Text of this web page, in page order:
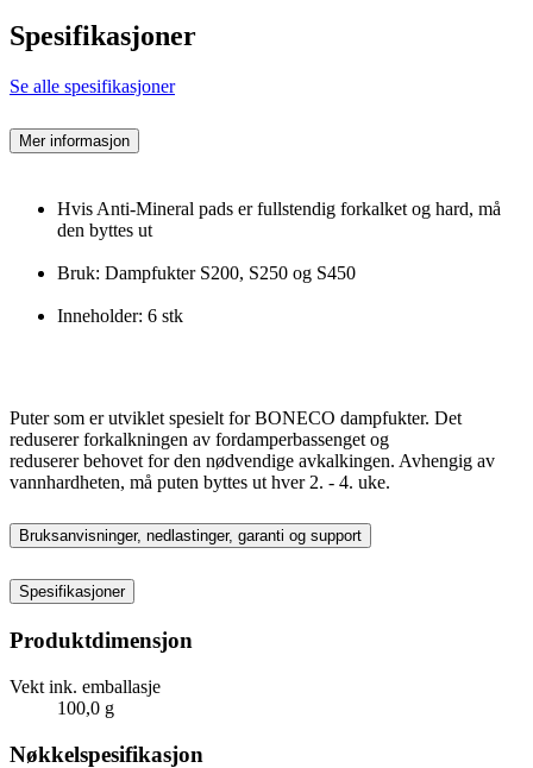
Spesifikasjoner
Se alle spesifikasjoner
Mer informasjon
Hvis Anti-Mineral pads er fullstendig forkalket og hard, må
den byttes ut
Bruk: Dampfukter S200, S250 og S450
Inneholder: 6 stk
Puter som er utviklet spesielt for BONECO dampfukter. Det
reduserer forkalkningen av fordamperbassenget og
reduserer behovet for den nødvendige avkalkingen. Avhengig av
vannhardheten, må puten byttes ut hver 2. - 4. uke.
Bruksanvisninger, nedlastinger, garanti og support
Spesifikasjoner
Produktdimensjon
Vekt ink. emballasje
100,0 g
Nøkkelspesifikasjon